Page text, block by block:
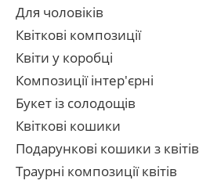
Для чоловіків
Квіткові композиції
Квіти у коробці
Композиції інтер'єрні
Букет із солодощів
Квіткові кошики
Подарункові кошики з квітів
Траурні композиції квітів